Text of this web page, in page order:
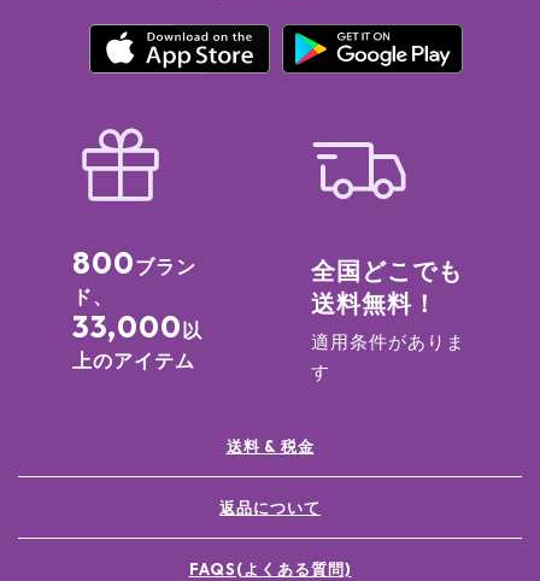
800ブラン
ド、
33,000以
上のアイテム
全国どこでも
送料無料！
適用条件がありま
す
送料 & 税金
返品について
FAQS(よくある質問)